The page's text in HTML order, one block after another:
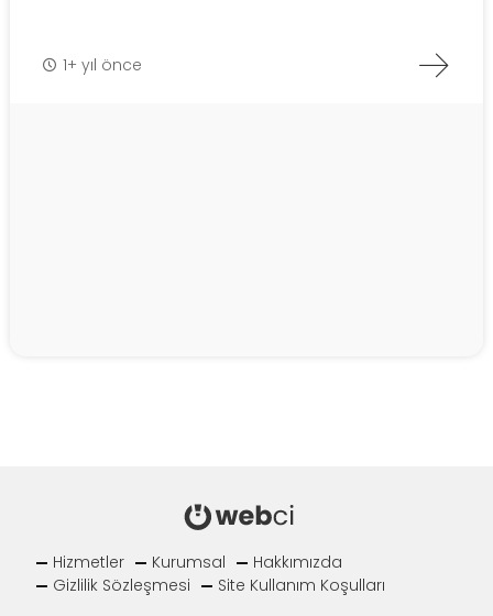
1+ yıl önce
Hizmetler Kurumsal
Hakkımızda
Gizlilik Sözleşmesi
Site Kullanım Koşulları